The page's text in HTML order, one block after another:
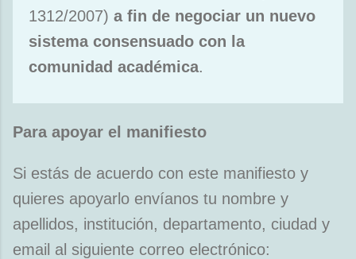
1312/2007) a fin de negociar un nuevo
sistema consensuado con la
comunidad académica.
Para apoyar el manifiesto
Si estás de acuerdo con este manifiesto y
quieres apoyarlo envíanos tu nombre y
apellidos, institución, departamento, ciudad y
email al siguiente correo electrónico: